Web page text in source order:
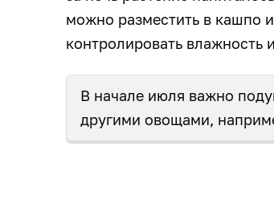
можно разместить в кашпо
контролировать влажность
В начале июля важно
другими овощами,